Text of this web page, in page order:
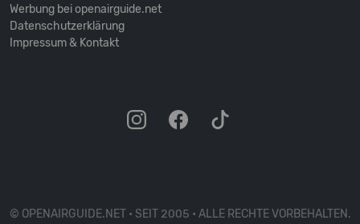
Werbung bei openairguide.net
Datenschutz­erklärung
Impressum & Kontakt
© OPENAIRGUIDE.NET • SEIT 2005 • ALLE RECHTE VORBEHALTEN.